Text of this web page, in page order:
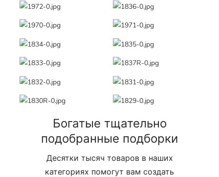
Богатые тщательно
подобранные подборки
Десятки тысяч товаров в наших
категориях помогут вам создать